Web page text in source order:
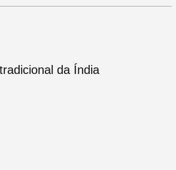
da Índia